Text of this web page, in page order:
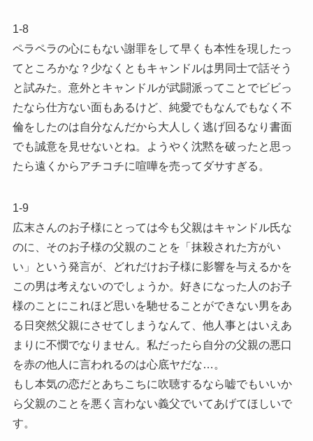
1-8
ペラペラの心にもない謝罪をして早くも本性を現したっ
てところかな？少なくともキャンドルは男同士で話そう
と試みた。意外とキャンドルが武闘派ってことでビビっ
たなら仕方ない面もあるけど、純愛でもなんでもなく不
倫をしたのは自分なんだから大人しく逃げ回るなり書面
でも誠意を見せないとね。ようやく沈黙を破ったと思っ
たら遠くからアチコチに喧嘩を売ってダサすぎる。
1-9
広末さんのお子様にとっては今も父親はキャンドル氏な
のに、そのお子様の父親のことを「抹殺された方がい
い」という発言が、どれだけお子様に影響を与えるかを
この男は考えないのでしょうか。好きになった人のお子
様のことにこれほど思いを馳せることができない男をあ
る日突然父親にさせてしまうなんて、他人事とはいえあ
まりに不憫でなりません。私だったら自分の父親の悪口
を赤の他人に言われるのは心底ヤだな…。
もし本気の恋だとあちこちに吹聴するなら嘘でもいいか
ら父親のことを悪く言わない義父でいてあげてほしいで
す。